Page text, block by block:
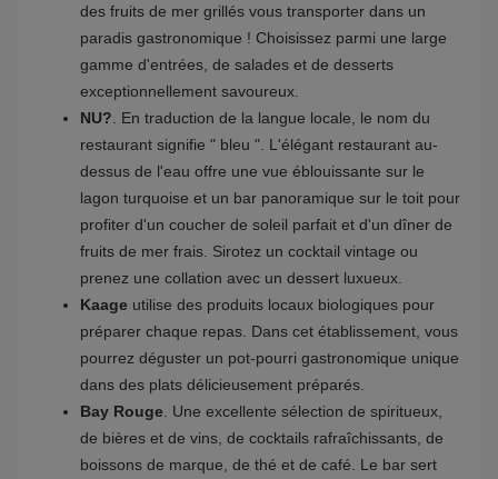
des fruits de mer grillés vous transporter dans un
paradis gastronomique ! Choisissez parmi une large
gamme d'entrées, de salades et de desserts
exceptionnellement savoureux.
NU?. En traduction de la langue locale, le nom du
restaurant signifie " bleu ". L'élégant restaurant au-
dessus de l'eau offre une vue éblouissante sur le
lagon turquoise et un bar panoramique sur le toit pour
profiter d'un coucher de soleil parfait et d'un dîner de
fruits de mer frais. Sirotez un cocktail vintage ou
prenez une collation avec un dessert luxueux.
Kaage utilise des produits locaux biologiques pour
préparer chaque repas. Dans cet établissement, vous
pourrez déguster un pot-pourri gastronomique unique
dans des plats délicieusement préparés.
Bay Rouge. Une excellente sélection de spiritueux,
de bières et de vins, de cocktails rafraîchissants, de
boissons de marque, de thé et de café. Le bar sert